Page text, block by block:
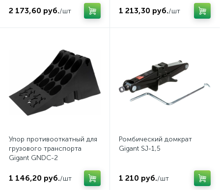
2 173,60 руб./шт 1 213,30 руб./шт
Упор противооткатный для
грузового транспорта
Gigant GNDC-2
1 146,20 руб./шт
Ромбический домкрат
Gigant SJ-1,5
1 210 руб./шт